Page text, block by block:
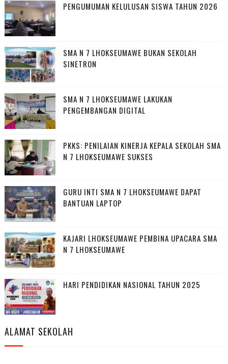
PENGUMUMAN KELULUSAN SISWA TAHUN 2026
SMA N 7 LHOKSEUMAWE BUKAN SEKOLAH
SINETRON
SMA N 7 LHOKSEUMAWE LAKUKAN
PENGEMBANGAN DIGITAL
PKKS: PENILAIAN KINERJA KEPALA SEKOLAH SMA
N 7 LHOKSEUMAWE SUKSES
GURU INTI SMA N 7 LHOKSEUMAWE DAPAT
BANTUAN LAPTOP
KAJARI LHOKSEUMAWE PEMBINA UPACARA SMA
N 7 LHOKSEUMAWE
HARI PENDIDIKAN NASIONAL TAHUN 2025
ALAMAT SEKOLAH